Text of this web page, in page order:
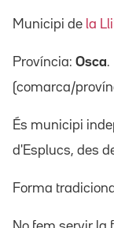
Municipi de la
Província: Osca.
(comarca/
És municipi
d'Esplucs, des
Forma